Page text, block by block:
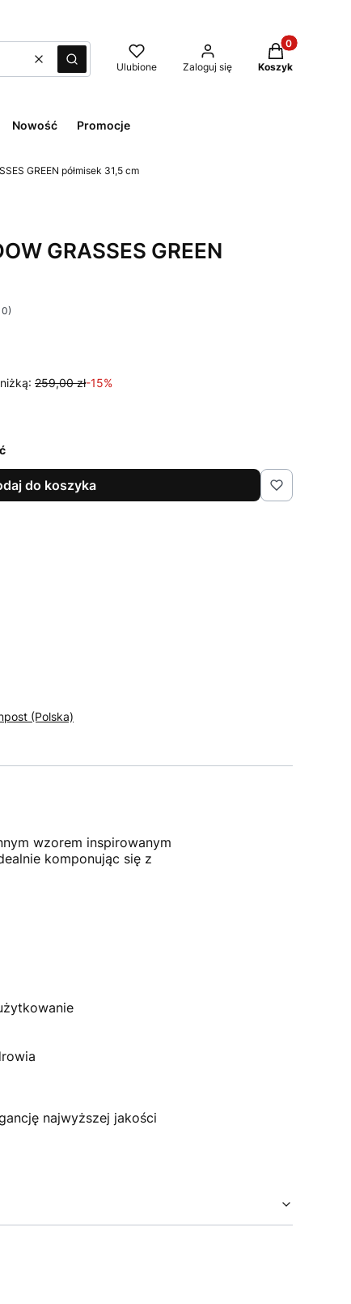
WyczyśćSzukaj Ulubione Zaloguj się
Produkty w
Koszyk
Nowość Promocje
GREEN półmisek 31,5 cm
GRASSES GREEN
259,00 zł-15%
do koszyka
(Polska)
wzorem inspirowanym
komponując się z
najwyższej jakości